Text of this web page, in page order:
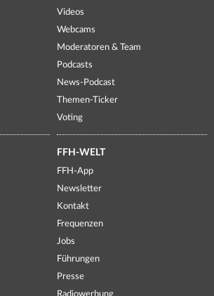
Videos
Webcams
Moderatoren & Team
Podcasts
News-Podcast
Themen-Ticker
Voting
FFH-WELT
FFH-App
Newsletter
Kontakt
Frequenzen
Jobs
Führungen
Presse
Radiowerbung